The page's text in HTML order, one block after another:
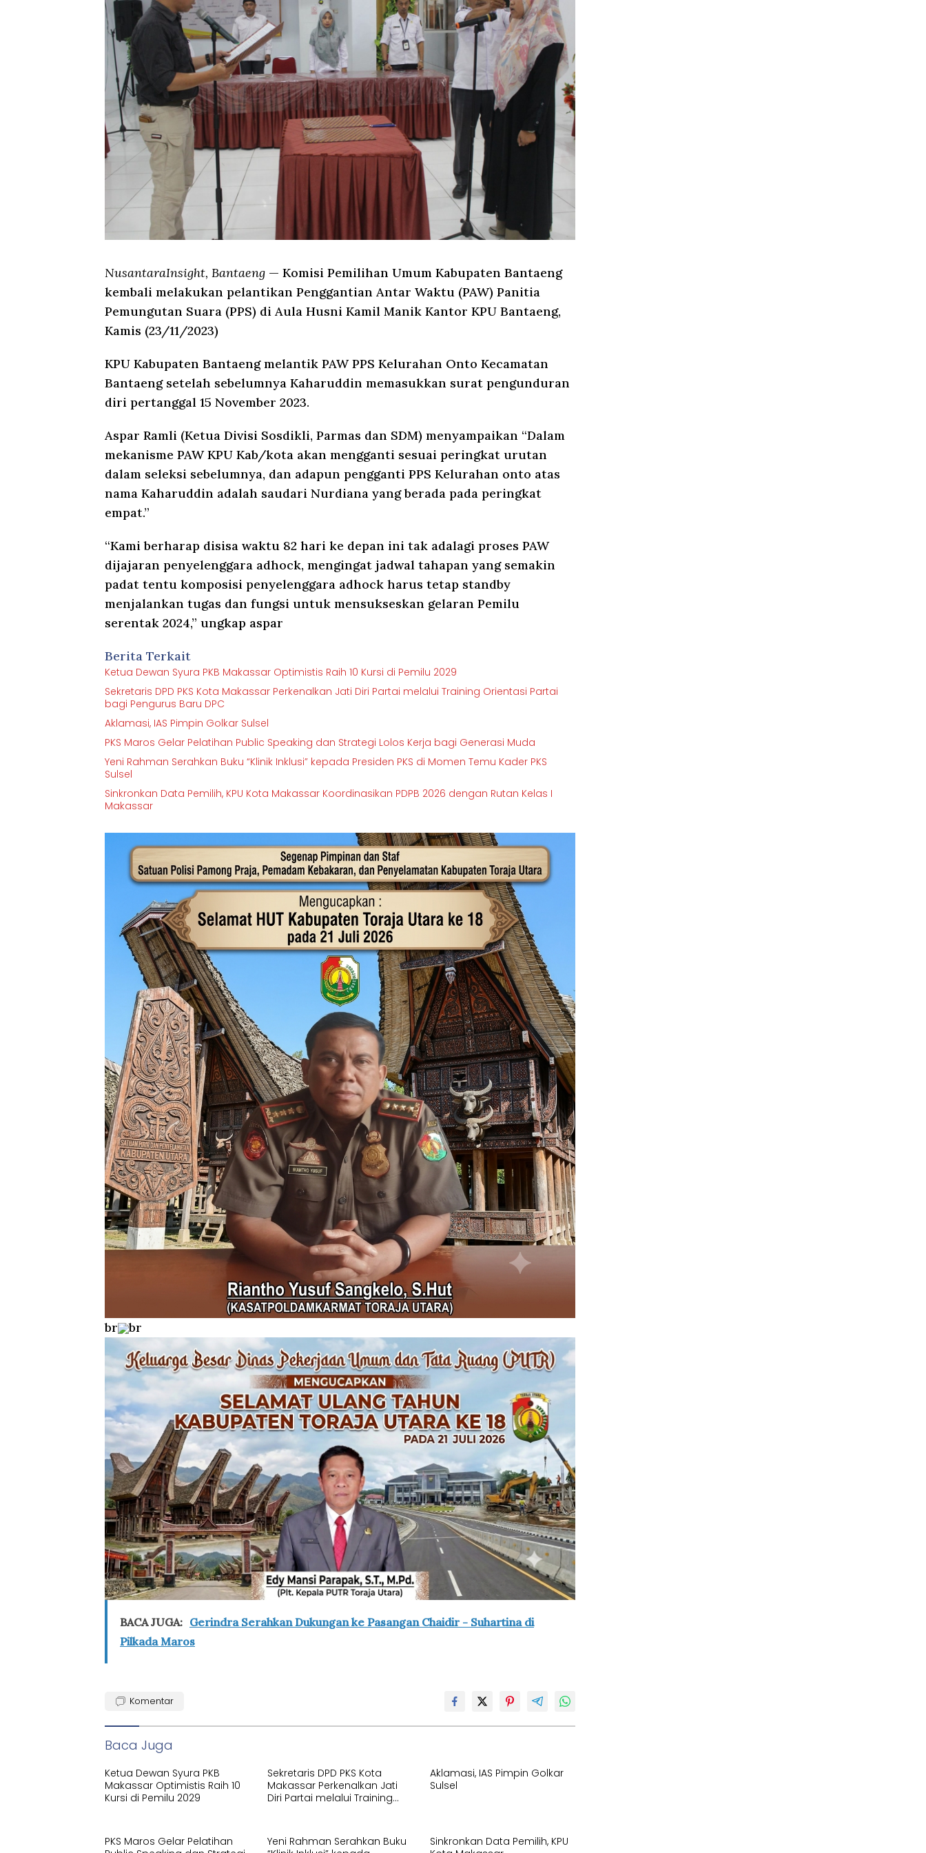
NusantaraInsight, Bantaeng — Komisi Pemilihan Umum Kabupaten Bantaeng
kembali melakukan pelantikan Penggantian Antar Waktu (PAW) Panitia
Pemungutan Suara (PPS) di Aula Husni Kamil Manik Kantor KPU Bantaeng,
Kamis (23/11/2023)
KPU Kabupaten Bantaeng melantik PAW PPS Kelurahan Onto Kecamatan
Bantaeng setelah sebelumnya Kaharuddin memasukkan surat pengunduran
diri pertanggal 15 November 2023.
Aspar Ramli (Ketua Divisi Sosdikli, Parmas dan SDM) menyampaikan “Dalam
mekanisme PAW KPU Kab/kota akan mengganti sesuai peringkat urutan
dalam seleksi sebelumnya, dan adapun pengganti PPS Kelurahan onto atas
nama Kaharuddin adalah saudari Nurdiana yang berada pada peringkat
empat.”
“Kami berharap disisa waktu 82 hari ke depan ini tak adalagi proses PAW
dijajaran penyelenggara adhock, mengingat jadwal tahapan yang semakin
padat tentu komposisi penyelenggara adhock harus tetap standby
menjalankan tugas dan fungsi untuk mensukseskan gelaran Pemilu
serentak 2024,” ungkap aspar
Berita Terkait
Ketua Dewan Syura PKB Makassar Optimistis Raih 10 Kursi di Pemilu 2029
Sekretaris DPD PKS Kota Makassar Perkenalkan Jati Diri Partai melalui Training Orientasi Partai
bagi Pengurus Baru DPC
Aklamasi, IAS Pimpin Golkar Sulsel
PKS Maros Gelar Pelatihan Public Speaking dan Strategi Lolos Kerja bagi Generasi Muda
Yeni Rahman Serahkan Buku “Klinik Inklusi” kepada Presiden PKS di Momen Temu Kader PKS
Sulsel
Sinkronkan Data Pemilih, KPU Kota Makassar Koordinasikan PDPB 2026 dengan Rutan Kelas I
Makassar
br br
BACA JUGA: Gerindra Serahkan Dukungan ke Pasangan Chaidir - Suhartina di
Pilkada Maros
Komentar
Baca Juga
Ketua Dewan Syura PKB
Makassar Optimistis Raih 10
Kursi di Pemilu 2029
Sekretaris DPD PKS Kota
Makassar Perkenalkan Jati
Diri Partai melalui Training
Aklamasi, IAS Pimpin Golkar
Sulsel
PKS Maros Gelar Pelatihan
Yeni Rahman Serahkan Buku
Sinkronkan Data Pemilih, KPU